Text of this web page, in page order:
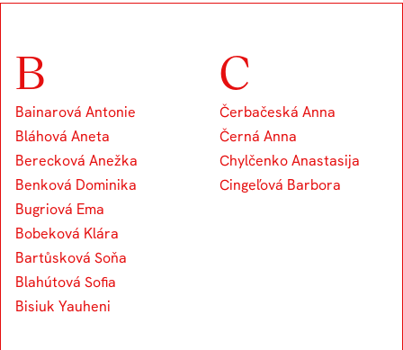
B
Bainarová Antonie
Bláhová Aneta
Berecková Anežka
Benková Dominika
Bugriová Ema
Bobeková Klára
Bartůsková Soňa
Blahútová Sofia
Bisiuk Yauheni
C
Čerbačeská Anna
Černá Anna
Chylčenko Anastasija
Cingeľová Barbora